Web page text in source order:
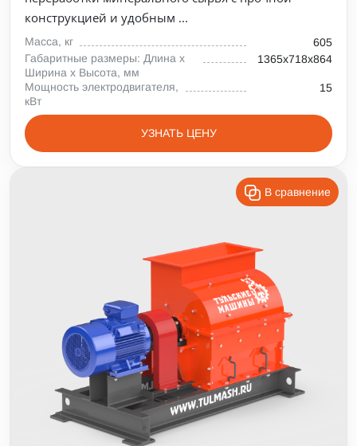
конструкцией и удобным ...
Масса, кг
605
Габаритные размеры: Длина х
Ширина х Высота, мм
1365х718х864
Мощность электродвигателя,
кВт
15
УЗНАТЬ ЦЕНУ
В сравнение